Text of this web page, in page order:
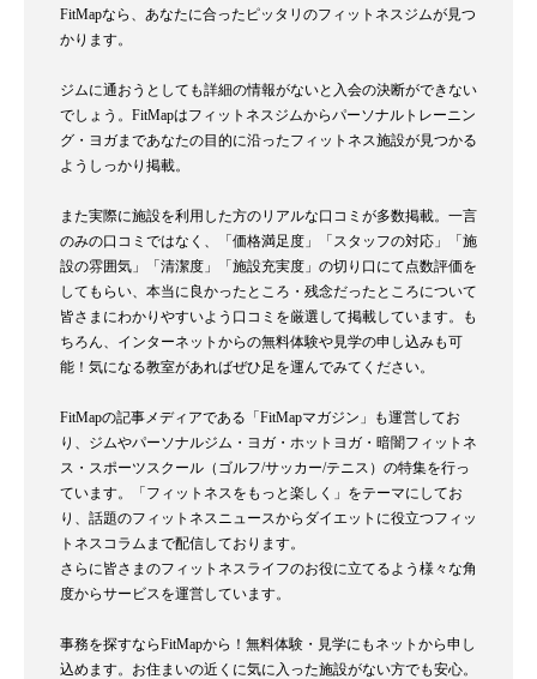
FitMapなら、あなたに合ったピッタリのフィットネスジムが見つ
かります。
ジムに通おうとしても詳細の情報がないと入会の決断ができない
でしょう。FitMapはフィットネスジムからパーソナルトレーニン
グ・ヨガまであなたの目的に沿ったフィットネス施設が見つかる
ようしっかり掲載。
また実際に施設を利用した方のリアルな口コミが多数掲載。一言
のみの口コミではなく、「価格満足度」「スタッフの対応」「施
設の雰囲気」「清潔度」「施設充実度」の切り口にて点数評価を
してもらい、本当に良かったところ・残念だったところについて
皆さまにわかりやすいよう口コミを厳選して掲載しています。も
ちろん、インターネットからの無料体験や見学の申し込みも可
能！気になる教室があればぜひ足を運んでみてください。
FitMapの記事メディアである「FitMapマガジン」も運営してお
り、ジムやパーソナルジム・ヨガ・ホットヨガ・暗闇フィットネ
ス・スポーツスクール（ゴルフ/サッカー/テニス）の特集を行っ
ています。「フィットネスをもっと楽しく」をテーマにしてお
り、話題のフィットネスニュースからダイエットに役立つフィッ
トネスコラムまで配信しております。
さらに皆さまのフィットネスライフのお役に立てるよう様々な角
度からサービスを運営しています。
事務を探すならFitMapから！無料体験・見学にもネットから申し
込めます。お住まいの近くに気に入った施設がない方でも安心。